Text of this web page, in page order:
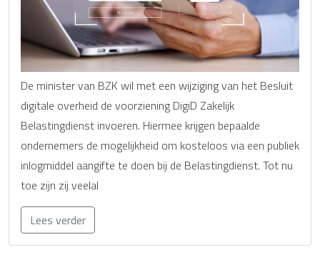
De minister van BZK wil met een wijziging van het Besluit
digitale overheid de voorziening DigiD Zakelijk
Belastingdienst invoeren. Hiermee krijgen bepaalde
ondernemers de mogelijkheid om kosteloos via een publiek
inlogmiddel aangifte te doen bij de Belastingdienst. Tot nu
toe zijn zij veelal
Lees verder